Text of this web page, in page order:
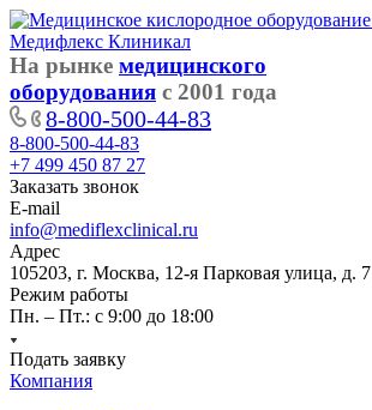
На рынке медицинского
оборудования с 2001 года
8-800-500-44-83
8-800-500-44-83
+7 499 450 87 27
Заказать звонок
E-mail
info@mediflexclinical.ru
Адрес
105203, г. Москва, 12-я Парковая улица, д. 7
Режим работы
Пн. – Пт.: с 9:00 до 18:00
Подать заявку
Компания